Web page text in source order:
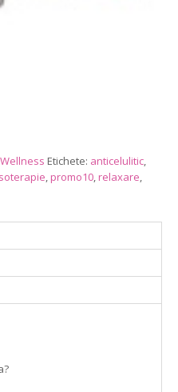
Wellness Etichete: anticelulitic,
,promo10,relaxare,